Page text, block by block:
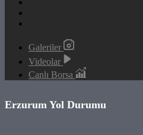
Galeriler
Videolar
Canlı Borsa
Erzurum Yol Durumu